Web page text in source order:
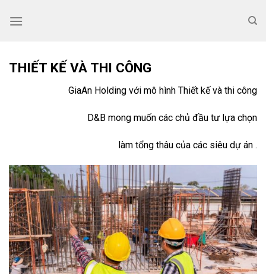
THIẾT KẾ VÀ THI CÔNG
GiaAn Holding với mô hình Thiết kế và thi công
D&B mong muốn các chủ đầu tư lựa chọn
làm tổng thâu của các siêu dự án .